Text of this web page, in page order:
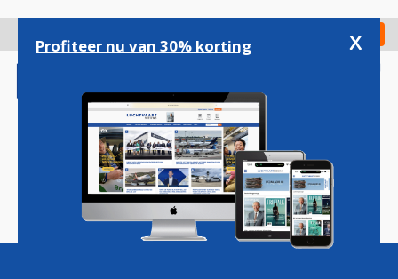
gaan
Check in
Magazine Podcasts Vacatures
Profiteer nu van 30% korting x